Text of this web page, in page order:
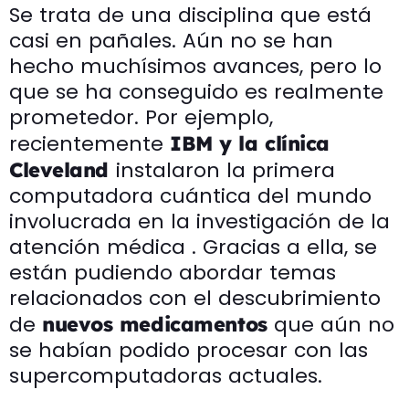
Se trata de una disciplina que está
casi en pañales. Aún no se han
hecho muchísimos avances, pero lo
que se ha conseguido es realmente
prometedor. Por ejemplo,
recientemente IBM y la clínica
Cleveland instalaron la primera
computadora cuántica del mundo
involucrada en la investigación de la
atención médica . Gracias a ella, se
están pudiendo abordar temas
relacionados con el descubrimiento
de nuevos medicamentosque aún no
se habían podido procesar con las
supercomputadoras actuales.